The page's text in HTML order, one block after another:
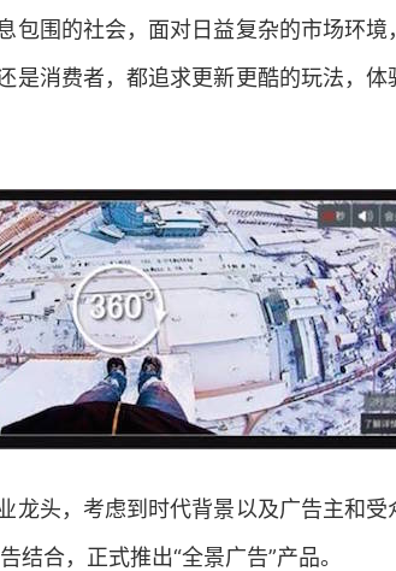
包围的社会，面对日益复杂的市场环
是消费者，都追求更新更酷的玩法，
龙头，考虑到时代背景以及广告主和
合，正式推出“全景广告”产品。